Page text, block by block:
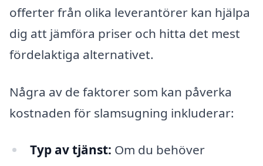
offerter från olika leverantörer kan hjälpa
dig att jämföra priser och hitta det mest
fördelaktiga alternativet.
Några av de faktorer som kan påverka
kostnaden för slamsugning inkluderar:
Typ av tjänst: Om du behöver